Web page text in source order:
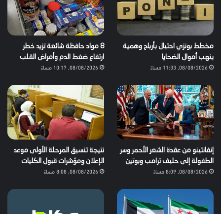
مخطط بونزي احتيال بأرباح وهمية
ينهب أموال الضحايا
08/08/2026, 11:33 مساءً
8 مواد حافظة شائعة تزيد خطر
ارتفاع ضغط الدم وأمراض القلب
08/08/2026, 10:17 مساءً
إنفانتينو من عقدة الشعر الأحمر وسر
الطفولة إلى حليف ترامب وبوتين
08/08/2026, 8:09 مساءً
نتيجة تنسيق المرحلة الأولى موعد
الإعلان ومؤشرات قبول الكليات
08/08/2026, 8:08 مساءً